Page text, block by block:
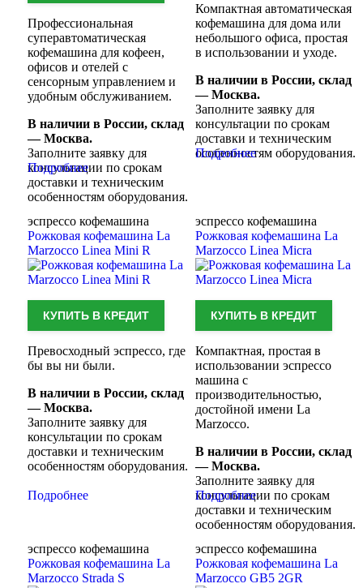
Компактная автоматическая
кофемашина для дома или
небольшого офиса, простая
в использовании и уходе.
В наличии в России, склад
— Москва.
Заполните заявку для
консультации по срокам
доставки и техническим
особенностям оборудования.
Подробнее
Профессиональная
суперавтоматическая
кофемашина для кофеен,
офисов и отелей с
сенсорным управлением и
удобным обслуживанием.
В наличии в России, склад
— Москва.
Заполните заявку для
консультации по срокам
доставки и техническим
особенностям оборудования.
Подробнее
эспрессо кофемашина
Рожковая кофемашина La
Marzocco Linea Micra
КУПИТЬ В КРЕДИТ
Компактная, простая в
использовании эспрессо
машина с
производительностью,
достойной имени La
Marzocco.
В наличии в России, склад
— Москва.
Заполните заявку для
консультации по срокам
доставки и техническим
особенностям оборудования.
Подробнее
эспрессо кофемашина
Рожковая кофемашина La
Marzocco Linea Mini R
КУПИТЬ В КРЕДИТ
Превосходный эспрессо, где
бы вы ни были.
В наличии в России, склад
— Москва.
Заполните заявку для
консультации по срокам
доставки и техническим
особенностям оборудования.
Подробнее
эспрессо кофемашина
Рожковая кофемашина La
Marzocco GB5 2GR
эспрессо кофемашина
Рожковая кофемашина La
Marzocco Strada S